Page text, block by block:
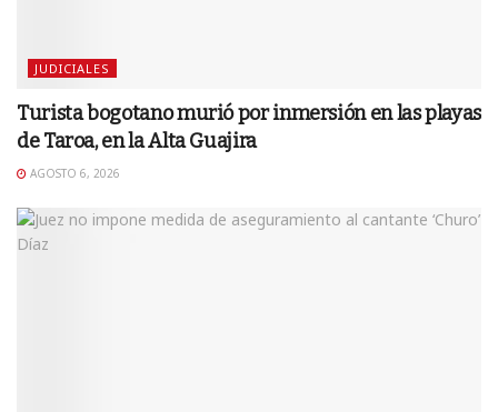
JUDICIALES
Turista bogotano murió por inmersión en las playas
de Taroa, en la Alta Guajira
AGOSTO 6, 2026